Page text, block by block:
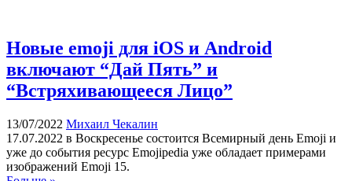
Новые emoji для iOS и Android
включают “Дай Пять” и
“Встряхивающееся Лицо”
13/07/2022 Михаил Чекалин
17.07.2022 в Воскресенье состоится Всемирный день Emoji и
уже до события ресурс Emojipedia уже обладает примерами
изображений Emoji 15.